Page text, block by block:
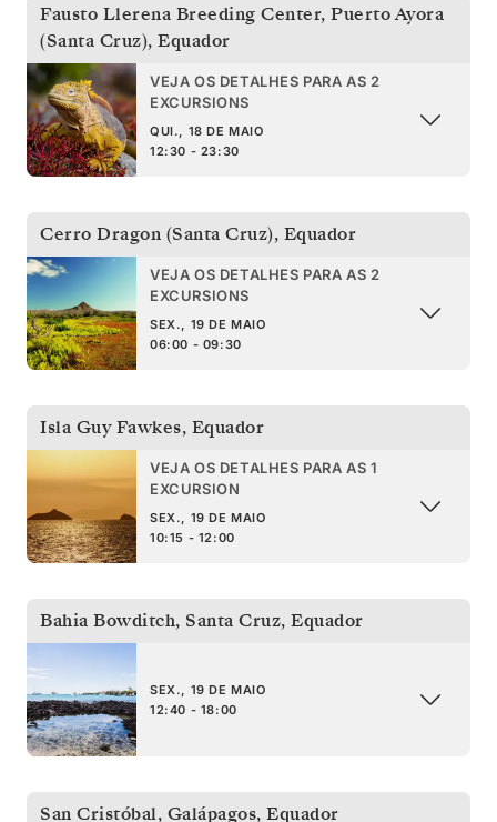
Fausto Llerena Breeding Center, Puerto Ayora
(Santa Cruz), Equador
VEJA OS DETALHES PARA AS 2
EXCURSIONS
QUI., 18 DE MAIO
12:30 - 23:30
Cerro Dragon (Santa Cruz), Equador
VEJA OS DETALHES PARA AS 2
EXCURSIONS
SEX., 19 DE MAIO
06:00 - 09:30
Isla Guy Fawkes, Equador
VEJA OS DETALHES PARA AS 1
EXCURSION
SEX., 19 DE MAIO
10:15 - 12:00
Bahia Bowditch, Santa Cruz, Equador
SEX., 19 DE MAIO
12:40 - 18:00
San Cristóbal, Galápagos, Equador